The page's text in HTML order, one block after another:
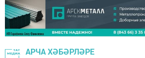
АРЧА ХӘБӘРЛӘРЕ